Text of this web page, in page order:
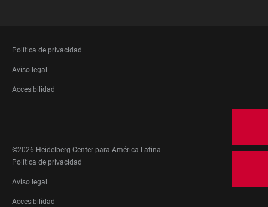
FOOTER
LEGAL
Política de privacidad
Aviso legal
Accesibilidad
MEDIA
©2026 Heidelberg Center para América Latina
FOOTER
LEGAL
Política de privacidad
Aviso legal
Accesibilidad